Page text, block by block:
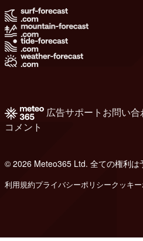
広告サポート お問い合
コメント
© 2026 Meteo365 Ltd. 全ての権利は
利用規約プライバシーポリシークッキ